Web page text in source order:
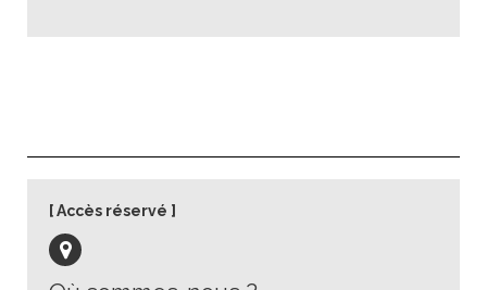
Accès réservé